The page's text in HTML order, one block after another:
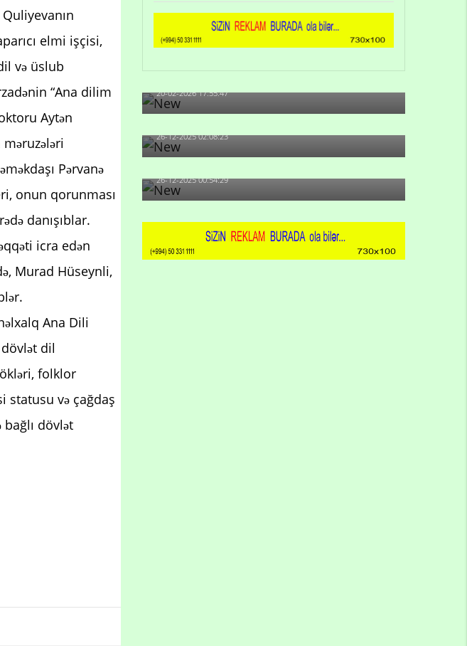
elmi işçisi,
və üslub
“Ana dilim
Aytən
məruzələri
Pərvanə
onun qorunması
danışıblar.
icra edən
Murad Hüseynli,
Ana Dili
dil
folklor
statusu və çağdaş
dövlət
artıb?
20-02-2026 17:55:47
Məni bura NAZİR GÖNDƏRİB - 1937-ci ildən
fəaliyyətdə olan və...
26-12-2025 02:08:23
-Ay qız, sən məhkəməni udmayacaqsan... Sən
bilirsən də, məni...
26-12-2025 00:54:29